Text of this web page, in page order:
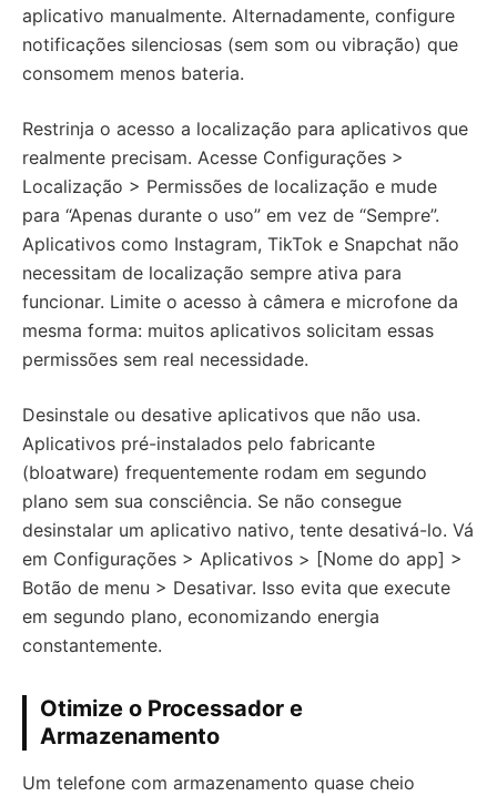
aplicativo manualmente. Alternadamente, configure
notificações silenciosas (sem som ou vibração) que
consomem menos bateria.
Restrinja o acesso a localização para aplicativos que
realmente precisam. Acesse Configurações >
Localização > Permissões de localização e mude
para “Apenas durante o uso” em vez de “Sempre”.
Aplicativos como Instagram, TikTok e Snapchat não
necessitam de localização sempre ativa para
funcionar. Limite o acesso à câmera e microfone da
mesma forma: muitos aplicativos solicitam essas
permissões sem real necessidade.
Desinstale ou desative aplicativos que não usa.
Aplicativos pré-instalados pelo fabricante
(bloatware) frequentemente rodam em segundo
plano sem sua consciência. Se não consegue
desinstalar um aplicativo nativo, tente desativá-lo. Vá
em Configurações > Aplicativos > [Nome do app] >
Botão de menu > Desativar. Isso evita que execute
em segundo plano, economizando energia
constantemente.
Otimize o Processador e
Armazenamento
Um telefone com armazenamento quase cheio